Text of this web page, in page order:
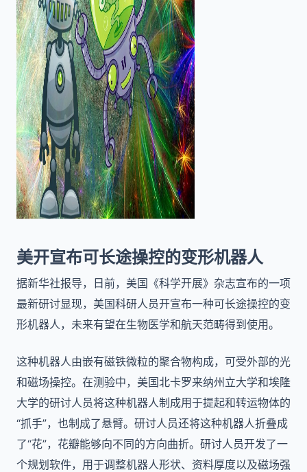
美开宣布可长途操控的变形机器人
据新华社报导，日前，美国《科学开展》杂志宣布的一项
最新研讨显现，美国科研人员开宣布一种可长途操控的变
形机器人，未来有望在生物医学和航天范畴得到使用。
这种机器人由嵌有磁铁微粒的聚合物构成，可受外部的光
和磁场操控。在测验中，美国北卡罗来纳州立大学和埃隆
大学的研讨人员将这种机器人制成用于提起和转运物体的
“抓手”，也制成了悬臂。研讨人员还将这种机器人折叠成
了“花”，花瓣能够向不同的方向曲折。研讨人员开发了一
个规划软件，用于调整机器人形状、资料厚度以及磁场强